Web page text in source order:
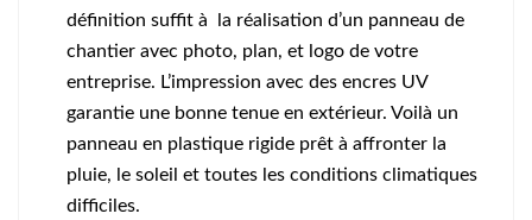
définition suffit à la réalisation d’un panneau de
chantier avec photo, plan, et logo de votre
entreprise. L’impression avec des encres UV
garantie une bonne tenue en extérieur. Voilà un
panneau en plastique rigide prêt à affronter la
pluie, le soleil et toutes les conditions climatiques
difficiles.